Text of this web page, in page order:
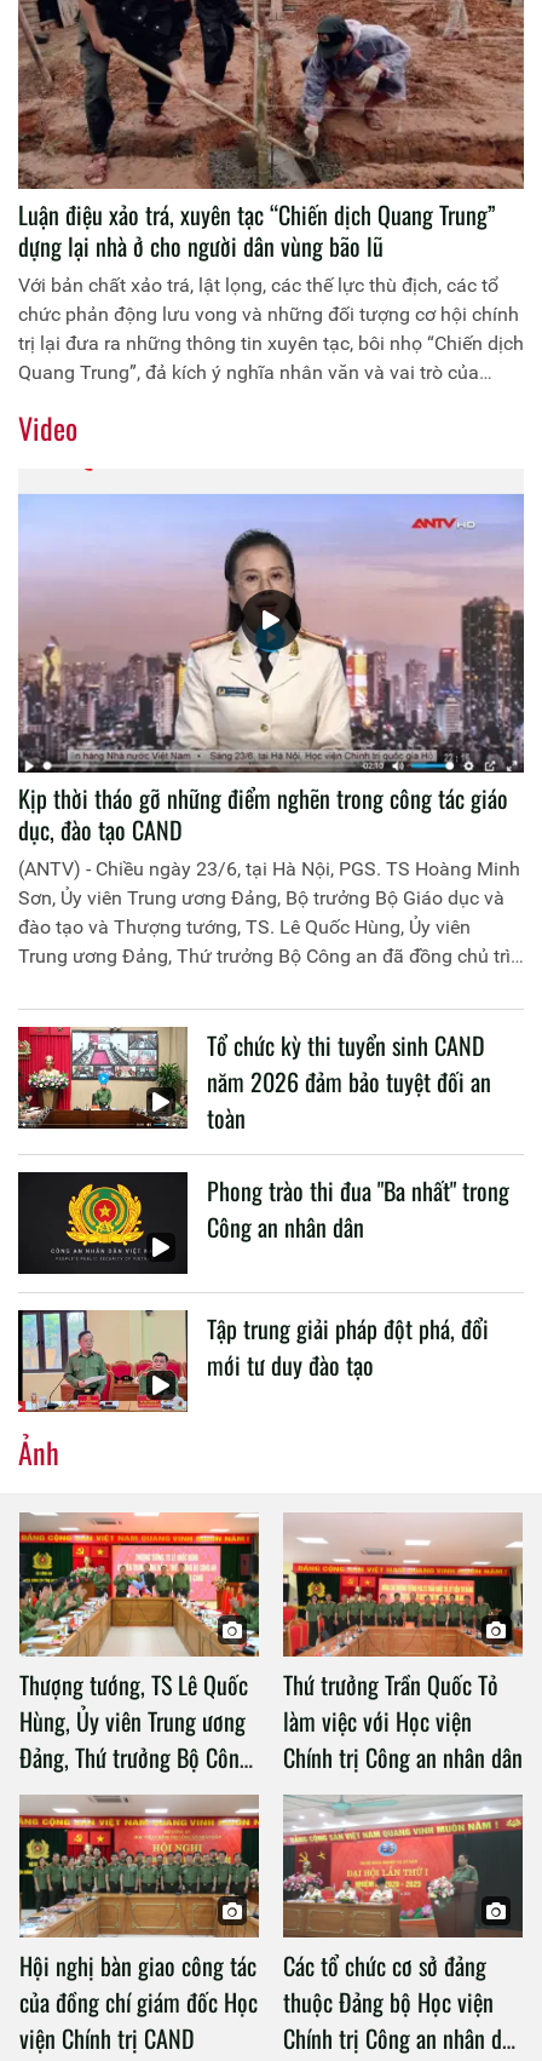
Luận điệu xảo trá, xuyên tạc “Chiến dịch Quang Trung”
dựng lại nhà ở cho người dân vùng bão lũ
Với bản chất xảo trá, lật lọng, các thế lực thù địch, các tổ
chức phản động lưu vong và những đối tượng cơ hội chính
trị lại đưa ra những thông tin xuyên tạc, bôi nhọ “Chiến dịch
Quang Trung”, đả kích ý nghĩa nhân văn và vai trò của
ổn định đời sống nhân dân.
Video
Kịp thời tháo gỡ những điểm nghẽn trong công tác giáo
dục, đào tạo CAND
(ANTV) - Chiều ngày 23/6, tại Hà Nội, PGS. TS Hoàng Minh
Sơn, Ủy viên Trung ương Đảng, Bộ trưởng Bộ Giáo dục và
đào tạo và Thượng tướng, TS. Lê Quốc Hùng, Ủy viên
Trung ương Đảng, Thứ trưởng Bộ Công an đã đồng chủ trì
liên quan đến công tác giáo dục và đào tạo của lực lượng
CAND.
Tổ chức kỳ thi tuyển sinh CAND
năm 2026 đảm bảo tuyệt đối an
toàn
Phong trào thi đua "Ba nhất" trong
Công an nhân dân
Tập trung giải pháp đột phá, đổi
mới tư duy đào tạo
Ảnh
Thượng tướng, TS Lê Quốc
Hùng, Ủy viên Trung ương
Đảng, Thứ trưởng Bộ Công
an làm việc với Học viện
Chính trị Công an nhân dân
Thứ trưởng Trần Quốc Tỏ
làm việc với Học viện
Chính trị Công an nhân dân
Hội nghị bàn giao công tác
của đồng chí giám đốc Học
viện Chính trị CAND
Các tổ chức cơ sở đảng
thuộc Đảng bộ Học viện
Chính trị Công an nhân dân